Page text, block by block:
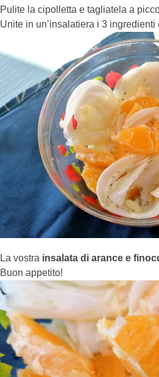
Pulite la cipolletta e tagliatela a
Unite in un’insalatiera i 3
La vostra insalata di arance e
Buon appetito!